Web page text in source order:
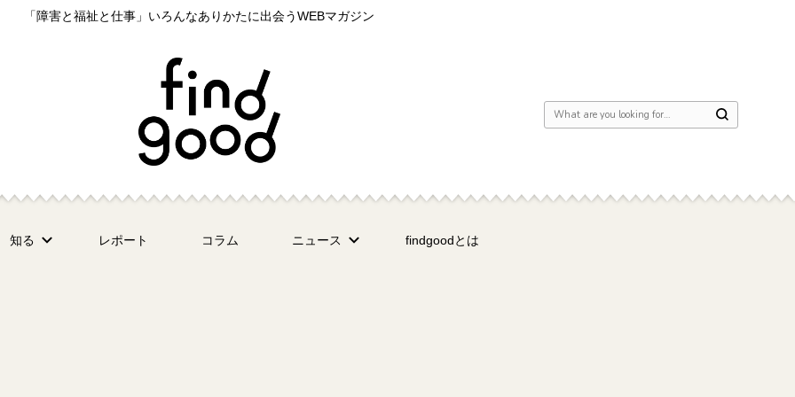
「障害と福祉と仕事」いろんなありかたに出会うWEBマガジン
Looking for Something?
知る レポート コラム ニュース findgoodとは